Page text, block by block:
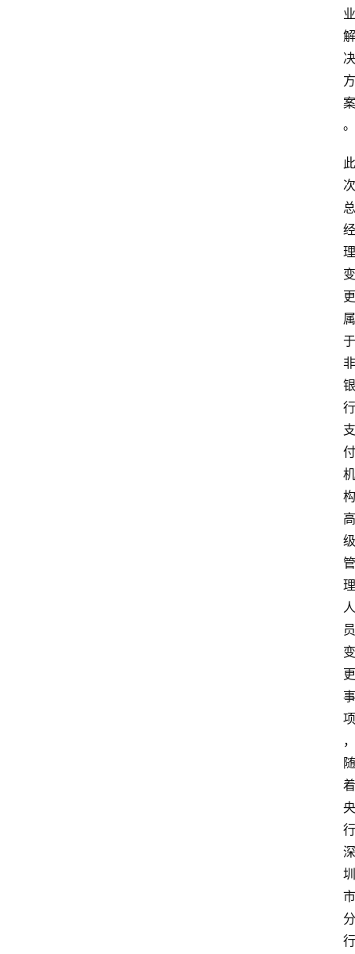
业
解
决
方
案
。
此
次
总
经
理
变
更
属
于
非
银
行
支
付
机
构
高
级
管
理
人
员
变
更
事
项
，
随
着
央
行
深
圳
市
分
行